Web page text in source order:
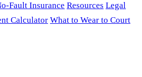
Fault Insurance Resources Legal
Calculator What to Wear to Court